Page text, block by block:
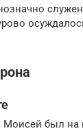
Моисей был на